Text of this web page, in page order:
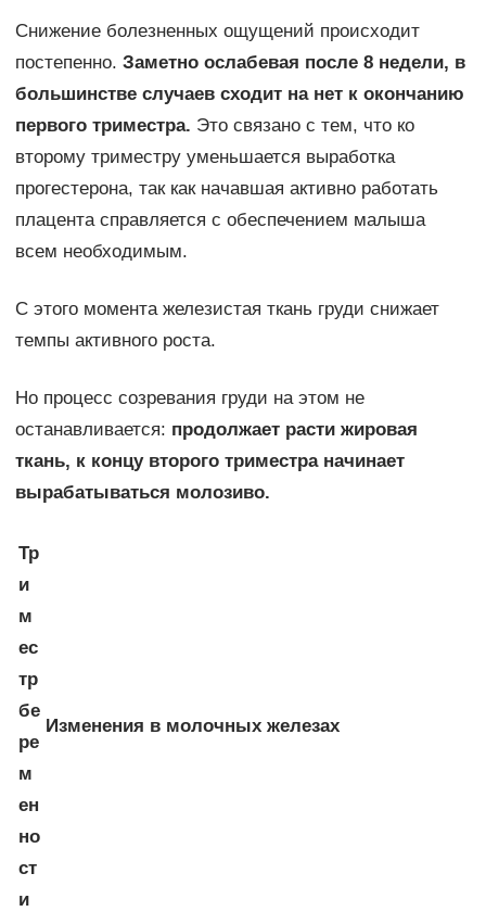
Снижение болезненных ощущений происходит
постепенно. Заметно ослабевая после 8 недели, в
большинстве случаев сходит на нет к окончанию
первого триместра. Это связано с тем, что ко
второму триместру уменьшается выработка
прогестерона, так как начавшая активно работать
плацента справляется с обеспечением малыша
всем необходимым.
С этого момента железистая ткань груди снижает
темпы активного роста.
Но процесс созревания груди на этом не
останавливается: продолжает расти жировая
ткань, к концу второго триместра начинает
вырабатываться молозиво.
Тр
и
м
ес
тр
бе
ре
м
ен
но
ст
и
Изменения в молочных железах